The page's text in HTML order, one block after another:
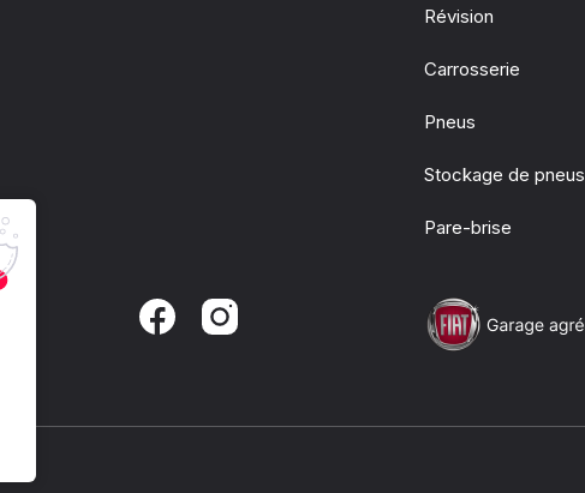
Révision
Carrosserie
Pneus
Stockage de pneus
Pare-brise